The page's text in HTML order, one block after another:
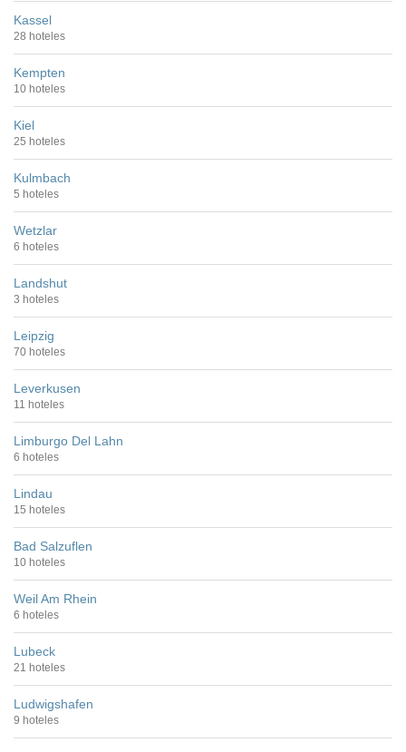
Kassel
28 hoteles
Kempten
10 hoteles
Kiel
25 hoteles
Kulmbach
5 hoteles
Wetzlar
6 hoteles
Landshut
3 hoteles
Leipzig
70 hoteles
Leverkusen
11 hoteles
Limburgo Del Lahn
6 hoteles
Lindau
15 hoteles
Bad Salzuflen
10 hoteles
Weil Am Rhein
6 hoteles
Lubeck
21 hoteles
Ludwigshafen
9 hoteles